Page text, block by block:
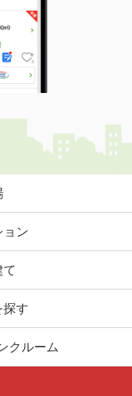
ョン
て
探す
クルーム